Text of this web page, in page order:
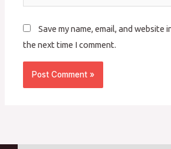
Save my name, email, and website
the next time I comment.